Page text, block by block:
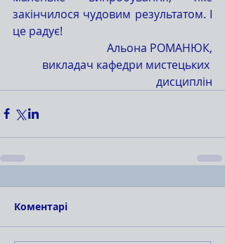
закінчилося чудовим результатом. І
це радує!
Альона РОМАНЮК,
викладач кафедри мистецьких
дисциплін
Коментарі